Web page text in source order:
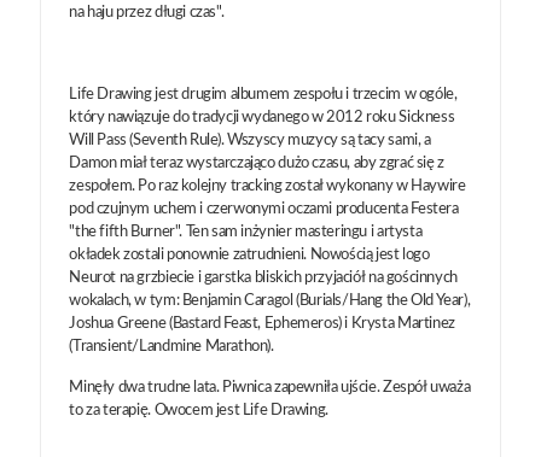
na haju przez długi czas".
Life Drawing jest drugim albumem zespołu i trzecim w ogóle,
który nawiązuje do tradycji wydanego w 2012 roku Sickness
Will Pass (Seventh Rule). Wszyscy muzycy są tacy sami, a
Damon miał teraz wystarczająco dużo czasu, aby zgrać się z
zespołem. Po raz kolejny tracking został wykonany w Haywire
pod czujnym uchem i czerwonymi oczami producenta Festera
"the fifth Burner". Ten sam inżynier masteringu i artysta
okładek zostali ponownie zatrudnieni. Nowością jest logo
Neurot na grzbiecie i garstka bliskich przyjaciół na gościnnych
wokalach, w tym: Benjamin Caragol (Burials/Hang the Old Year),
Joshua Greene (Bastard Feast, Ephemeros) i Krysta Martinez
(Transient/Landmine Marathon).
Minęły dwa trudne lata. Piwnica zapewniła ujście. Zespół uważa
to za terapię. Owocem jest Life Drawing.